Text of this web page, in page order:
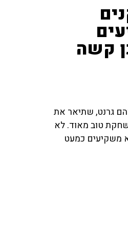
קשה
גרנט, שתיאר את
טוב מאוד. לא
משקיעים כמעט